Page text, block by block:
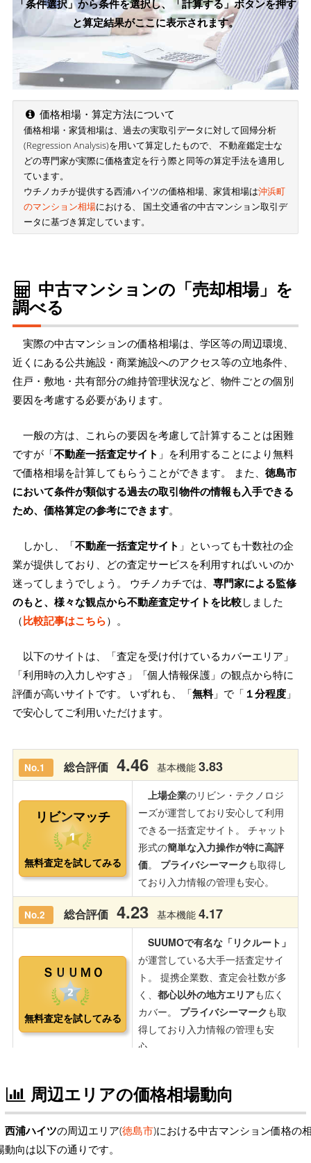
「条件選択」から条件を選択し、「計算する」ボタンを押す
と算定結果がここに表示されます。
価格相場・算定方法について
価格相場・家賃相場は、過去の実取引データに対して回帰分析
(Regression Analysis)を用いて算定したもので、 不動産鑑定士な
どの専門家が実際に価格査定を行う際と同等の算定手法を適用し
ています。
ウチノカチが提供する西浦ハイツの価格相場、家賃相場は沖浜町
のマンション相場における、 国土交通省の中古マンション取引デ
ータに基づき算定しています。
中古マンションの「売却相場」を
調べる
実際の中古マンションの価格相場は、学区等の周辺環境、
近くにある公共施設・商業施設へのアクセス等の立地条件、
住戸・敷地・共有部分の維持管理状況など、物件ごとの個別
要因を考慮する必要があります。
一般の方は、これらの要因を考慮して計算することは困難
ですが「不動産一括査定サイト 」を利用することにより無料
で価格相場を計算してもらうことができます。 また、 徳島市
において条件が類似する過去の取引物件の情報も入手できる
ため、価格算定の参考にできます。
しかし、「不動産一括査定サイト 」といっても十数社の企
業が提供しており、どの査定サービスを利用すればいいのか
迷ってしまうでしょう。 ウチノカチでは、 専門家による監修
のもと、様々な観点から不動産査定サイトを比較しました
（比較記事はこちら）。
以下のサイトは、「査定を受け付けているカバーエリア」
「利用時の入力しやすさ」「個人情報保護」の観点から特に
評価が高いサイトです。 いずれも、「無料」で「 １分程度 」
で安心してご利用いただけます。
周辺エリアの価格相場動向
西浦ハイツの周辺エリア(徳島市)における中古マンション価格の
動向は以下の通りです。